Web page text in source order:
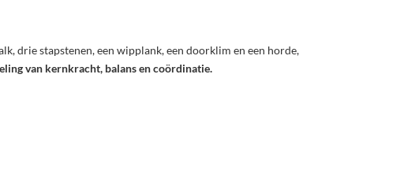
drie stapstenen, een wipplank, een doorklim en een horde,
van kernkracht, balans en coördinatie.